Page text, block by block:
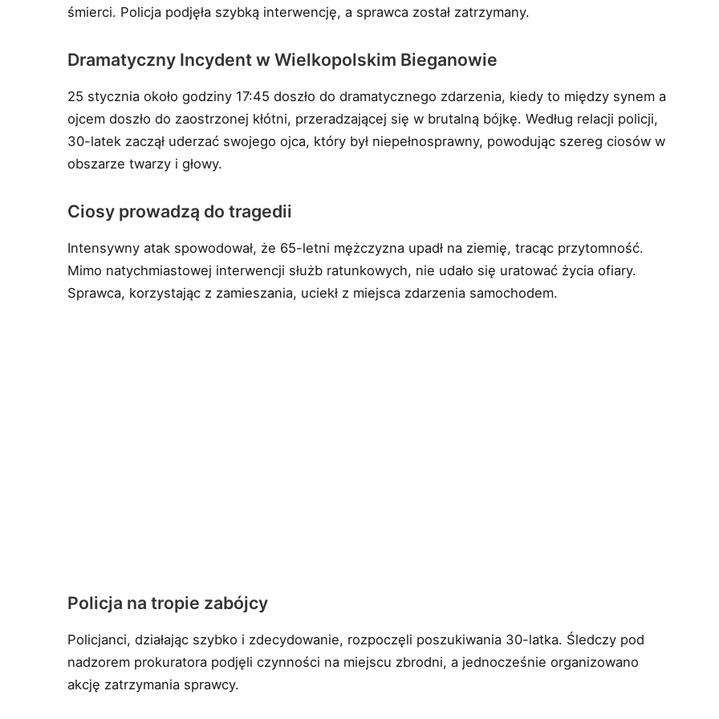
śmierci. Policja podjęła szybką interwencję, a sprawca został zatrzymany.
Dramatyczny Incydent w Wielkopolskim Bieganowie
25 stycznia około godziny 17:45 doszło do dramatycznego zdarzenia, kiedy to między synem a
ojcem doszło do zaostrzonej kłótni, przeradzającej się w brutalną bójkę. Według relacji policji,
30-latek zaczął uderzać swojego ojca, który był niepełnosprawny, powodując szereg ciosów w
obszarze twarzy i głowy.
Ciosy prowadzą do tragedii
Intensywny atak spowodował, że 65-letni mężczyzna upadł na ziemię, tracąc przytomność.
Mimo natychmiastowej interwencji służb ratunkowych, nie udało się uratować życia ofiary.
Sprawca, korzystając z zamieszania, uciekł z miejsca zdarzenia samochodem.
Policja na tropie zabójcy
Policjanci, działając szybko i zdecydowanie, rozpoczęli poszukiwania 30-latka. Śledczy pod
nadzorem prokuratora podjęli czynności na miejscu zbrodni, a jednocześnie organizowano
akcję zatrzymania sprawcy.